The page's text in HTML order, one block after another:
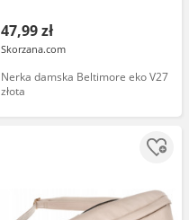
47,99 zł
Skorzana.com
Nerka damska Beltimore eko V27
złota